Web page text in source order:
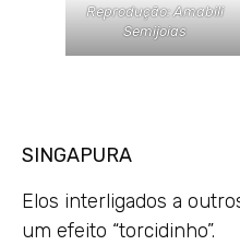
Reprodução: Amabili
Semijoias
SINGAPURA
Elos interligados a
um efeito “torcidinho”.